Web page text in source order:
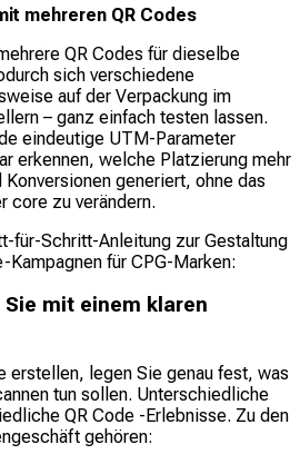
mehreren QR Codes
QR Codes für dieselbe
sich verschiedene
auf der Verpackung im
– ganz einfach testen lassen.
eindeutige UTM-Parameter
erkennen, welche Platzierung mehr
generiert, ohne das
core zu verändern.
für-Schritt-Anleitung zur Gestaltung
Kampagnen für CPG-Marken:
mit einem klaren
erstellen, legen Sie genau fest, was
tun sollen. Unterschiedliche
QR Code -Erlebnisse. Zu den
gehören: